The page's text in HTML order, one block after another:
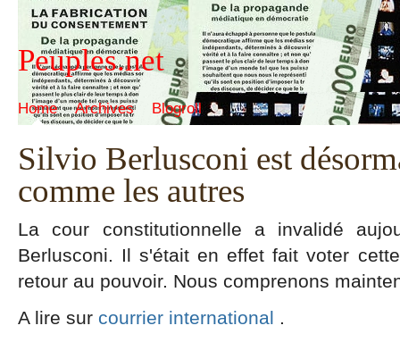
Peuples.net
Home Archives Blogroll
Silvio Berlusconi est
comme les autres
La cour constitutionnelle a invalidé
Berlusconi. Il s'était en effet fait voter
retour au pouvoir. Nous comprenons
A lire sur courrier international .